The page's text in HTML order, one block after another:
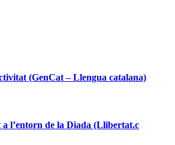
(GenCat – Llengua catalana)
l’entorn de la Diada (Llibertat.c